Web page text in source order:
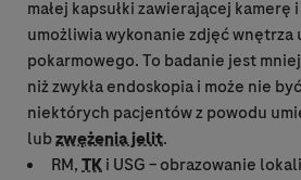
małej kapsułki zawierającej
umożliwia wykonanie zdjęć wnętrza
pokarmowego. To badanie jest
niż zwykłaendoskopiai może nie
niektórych pacjentów z powodu
lubzwężenia jelit.
RM,TKi USG – obrazowanie